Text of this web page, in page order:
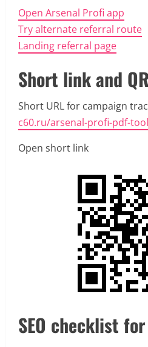
Open Arsenal Profi app
Try alternate referral route
Landing referral page
Short link and
Short URL for campaign
c60.ru/arsenal-profi-pdf-
Open short link
SEO checklist